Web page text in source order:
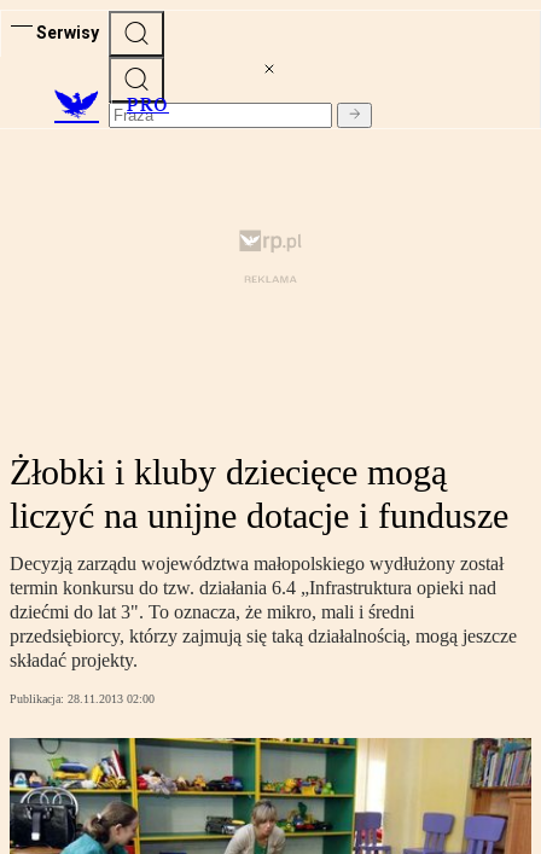
Serwisy
PRO
Żłobki i kluby dziecięce mogą
liczyć na unijne dotacje i fundusze
Decyzją zarządu województwa małopolskiego wydłużony został
termin konkursu do tzw. działania 6.4 „Infrastruktura opieki nad
dziećmi do lat 3". To oznacza, że mikro, mali i średni
przedsiębiorcy, którzy zajmują się taką działalnością, mogą jeszcze
składać projekty.
Publikacja: 28.11.2013 02:00